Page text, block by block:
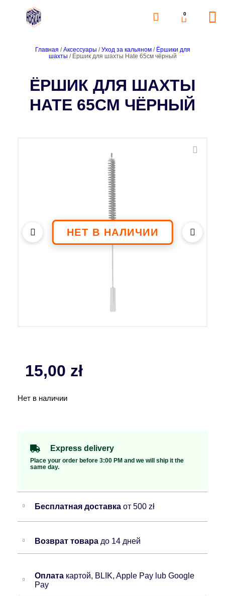
0
Главная /Аксессуары /Уход за кальяном/ Ёршики для
шахты / Ёршик для шахты Hate 65cм чёрный
ЁРШИК ДЛЯ ШАХТЫ
HATE 65CМ ЧЁРНЫЙ
15,00 zł
Нет в наличии
Express delivery
Place your order before 3:00 PM and we will ship it the
same day.
Бесплатная доставка от 500 zł
Возврат товара до 14 дней
Оплата картой, BLIK, Apple Pay lub Google
Pay